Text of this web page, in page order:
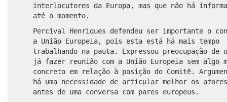
interlocutores da Europa, mas que não há
até o momento.
Percival Henriques defendeu ser importante o
a União Europeia, pois esta está há mais tempo
trabalhando na pauta. Expressou preocupação de
já fazer reunião com a União Europeia sem algo
concreto em relação à posição do Comitê.
há uma necessidade de articular melhor os
antes de uma conversa com pares europeus.